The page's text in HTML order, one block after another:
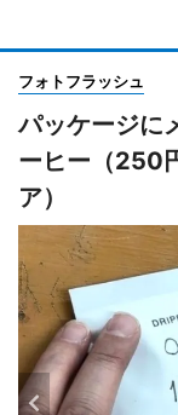
フォトフラッシュ
パッケージに
ーヒー（250
ア）